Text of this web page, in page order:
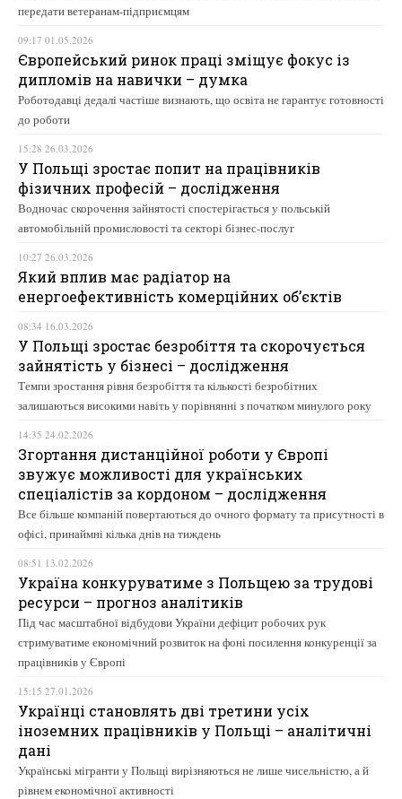
передати ветеранам-підприємцям
09:17 01.05.2026
Європейський ринок праці зміщує фокус із
дипломів на навички – думка
Роботодавці дедалі частіше визнають, що освіта не гарантує готовності
до роботи
15:28 26.03.2026
У Польщі зростає попит на працівників
фізичних професій – дослідження
Водночас скорочення зайнятості спостерігається у польській
автомобільній промисловості та секторі бізнес-послуг
10:27 26.03.2026
Який вплив має радіатор на
енергоефективність комерційних об’єктів
08:34 16.03.2026
У Польщі зростає безробіття та скорочується
зайнятість у бізнесі – дослідження
Темпи зростання рівня безробіття та кількості безробітних
залишаються високими навіть у порівнянні з початком минулого року
14:35 24.02.2026
Згортання дистанційної роботи у Європі
звужує можливості для українських
спеціалістів за кордоном – дослідження
Все більше компаній повертаються до очного формату та присутності в
офісі, принаймні кілька днів на тиждень
08:51 13.02.2026
Україна конкуруватиме з Польщею за трудові
ресурси – прогноз аналітиків
Під час масштабної відбудови України дефіцит робочих рук
стримуватиме економічний розвиток на фоні посилення конкуренції за
працівників у Європі
15:15 27.01.2026
Українці становлять дві третини усіх
іноземних працівників у Польщі – аналітичні
дані
Українські мігранти у Польщі вирізняються не лише чисельністю, а й
рівнем економічної активності